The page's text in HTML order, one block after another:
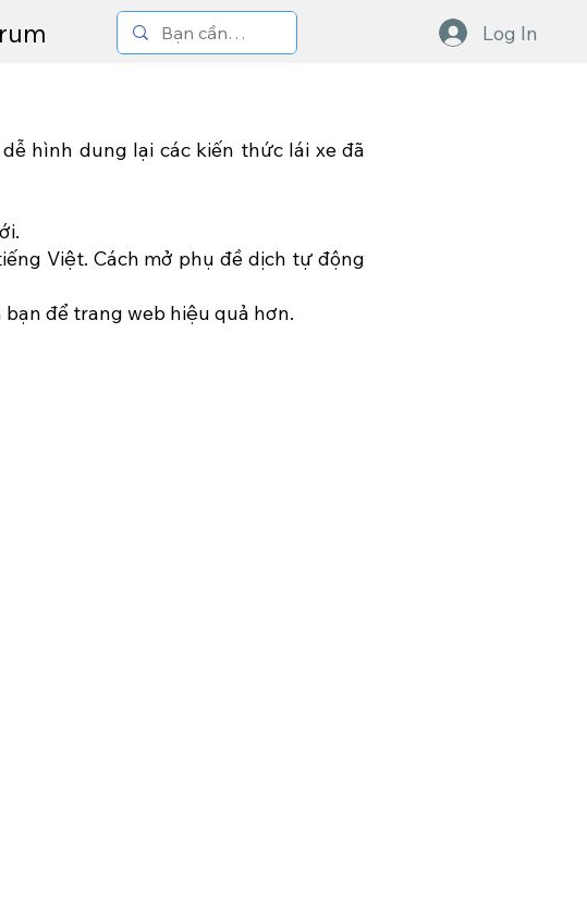
Log In
hình dung lại các kiến thức lái xe đã
Việt. Cách mở phụ đề dịch tự động
để trang web hiệu quả hơn.